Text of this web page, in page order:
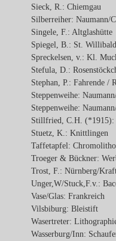
Sieck, R.: Chiemgau
Silberreiher: Naumann/
Singele, F.: Altglashütte
Spiegel, B.: St. Willibald
Spreckelsen, v.: Kl.
Stefula, D.:
Stephan, P.: Fahrende /
Steppenweihe:
Steppenweihe:
Stillfried, C.H. (*1915):
Stuetz, K.: Knittlingen
Taffetapfel:
Troeger & Bückner:
Trost, F.: Nürnberg/
Unger,W/Stuck,F.v.:
Vase/Glas: Frankreich
Vilsbiburg: Bleistift
Wasertreter:
Wasserburg/Inn: